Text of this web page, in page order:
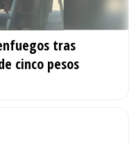
tras
cinco pesos